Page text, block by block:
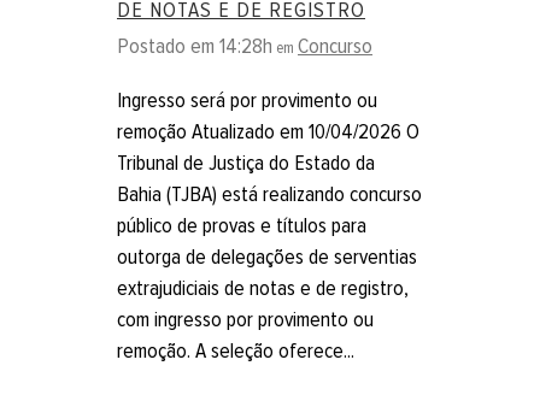
DE NOTAS E DE REGISTRO
Postado em 14:28h em Concurso
Ingresso será por provimento ou
remoção Atualizado em 10/04/2026 O
Tribunal de Justiça do Estado da
Bahia (TJBA) está realizando concurso
público de provas e títulos para
outorga de delegações de serventias
extrajudiciais de notas e de registro,
com ingresso por provimento ou
remoção. A seleção oferece...